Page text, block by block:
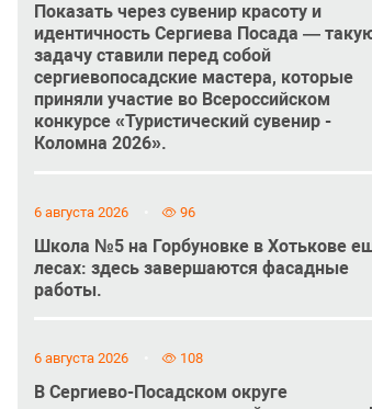
Показать через сувенир красоту и
идентичность Сергиева Посада —
задачу ставили перед собой
сергиевопосадские мастера, которые
приняли участие во Всероссийском
конкурсе «Туристический сувенир -
Коломна 2026».
6 августа 2026 96
Школа №5 на Горбуновке в Хотькове
лесах: здесь завершаются фасадные
работы.
6 августа 2026 108
В Сергиево-Посадском округе